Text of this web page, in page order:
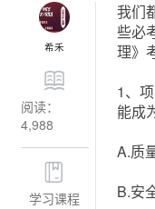
希禾
阅读：
4,988
学习课程
我们
些必
理》
1、
能成
A.质
B.安